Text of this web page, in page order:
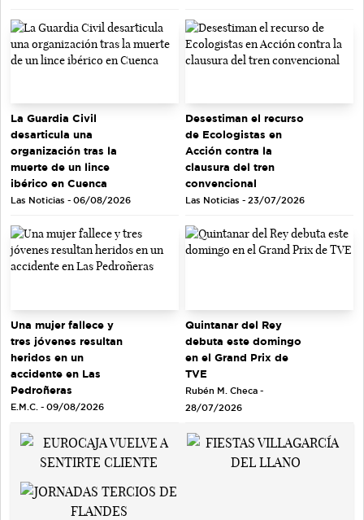
La Guardia Civil
desarticula una
organización tras la
muerte de un lince
ibérico en Cuenca
Las Noticias - 06/08/2026
Desestiman el recurso
de Ecologistas en
Acción contra la
clausura del tren
convencional
Las Noticias - 23/07/2026
Una mujer fallece y
tres jóvenes resultan
heridos en un
accidente en Las
Pedroñeras
E.M.C. - 09/08/2026
Quintanar del Rey
debuta este domingo
en el Grand Prix de
TVE
Rubén M. Checa -
28/07/2026